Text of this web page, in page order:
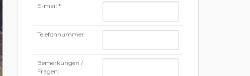
E-mail *
Telefonnummer
Bemerkungen /
Fragen: